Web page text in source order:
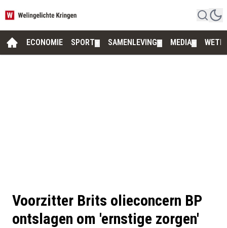
ECONOMIE SPORT SAMENLEVING MEDIA
Voorzitter Brits olieconcern BP
ontslagen om 'ernstige zorgen'